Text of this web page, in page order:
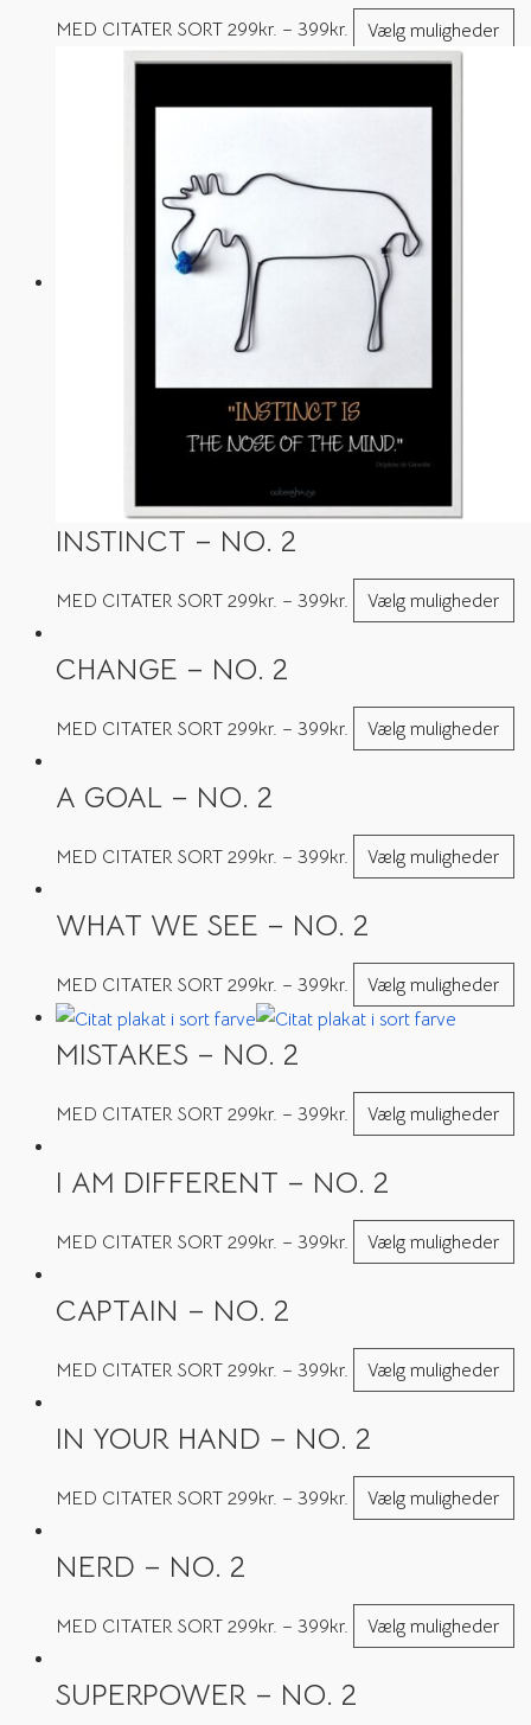
MED CITATER SORT 299kr. – 399kr. Vælg muligheder
INSTINCT – NO. 2
MED CITATER SORT 299kr. – 399kr. Vælg muligheder
CHANGE – NO. 2
MED CITATER SORT 299kr. – 399kr. Vælg muligheder
A GOAL – NO. 2
MED CITATER SORT 299kr. – 399kr. Vælg muligheder
WHAT WE SEE – NO. 2
MED CITATER SORT 299kr. – 399kr. Vælg muligheder
MISTAKES – NO. 2
MED CITATER SORT 299kr. – 399kr. Vælg muligheder
I AM DIFFERENT – NO. 2
MED CITATER SORT 299kr. – 399kr. Vælg muligheder
CAPTAIN – NO. 2
MED CITATER SORT 299kr. – 399kr. Vælg muligheder
IN YOUR HAND – NO. 2
MED CITATER SORT 299kr. – 399kr. Vælg muligheder
NERD – NO. 2
MED CITATER SORT 299kr. – 399kr. Vælg muligheder
SUPERPOWER – NO. 2